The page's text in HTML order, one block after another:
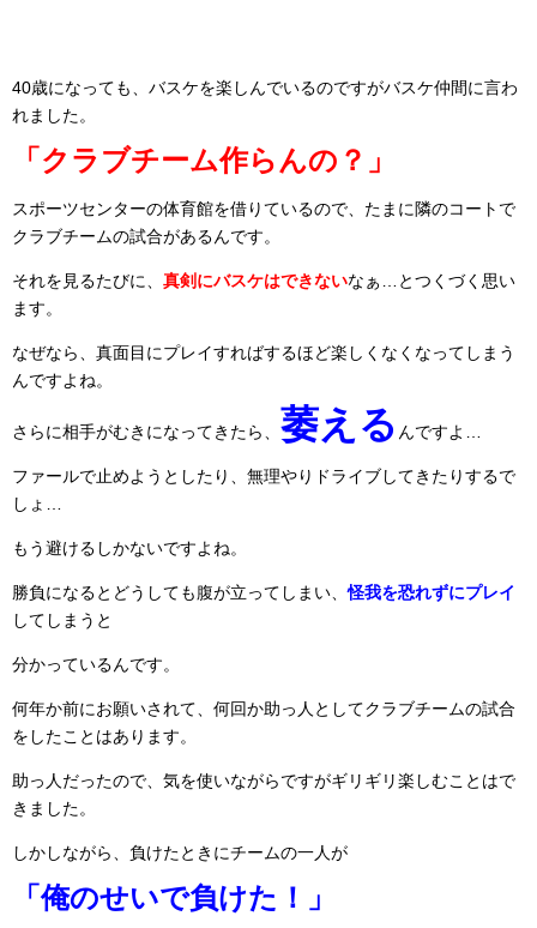
40歳になっても、バスケを楽しんでいるのですがバスケ仲間に言わ
れました。
「クラブチーム作らんの？」
スポーツセンターの体育館を借りているので、たまに隣のコートで
クラブチームの試合があるんです。
それを見るたびに、 真剣にバスケはできないなぁ…とつくづく思い
ます。
なぜなら、真面目にプレイすればするほど楽しくなくなってしまう
んですよね。
さらに相手がむきになってきたら、 萎える んですよ…
ファールで止めようとしたり、無理やりドライブしてきたりするで
しょ…
もう避けるしかないですよね。
勝負になるとどうしても腹が立ってしまい、怪我を恐れずにプレイ
してしまうと
分かっているんです。
何年か前にお願いされて、何回か助っ人としてクラブチームの試合
をしたことはあります。
助っ人だったので、気を使いながらですがギリギリ楽しむことはで
きました。
しかしながら、負けたときにチームの一人が
「俺のせいで負けた！」